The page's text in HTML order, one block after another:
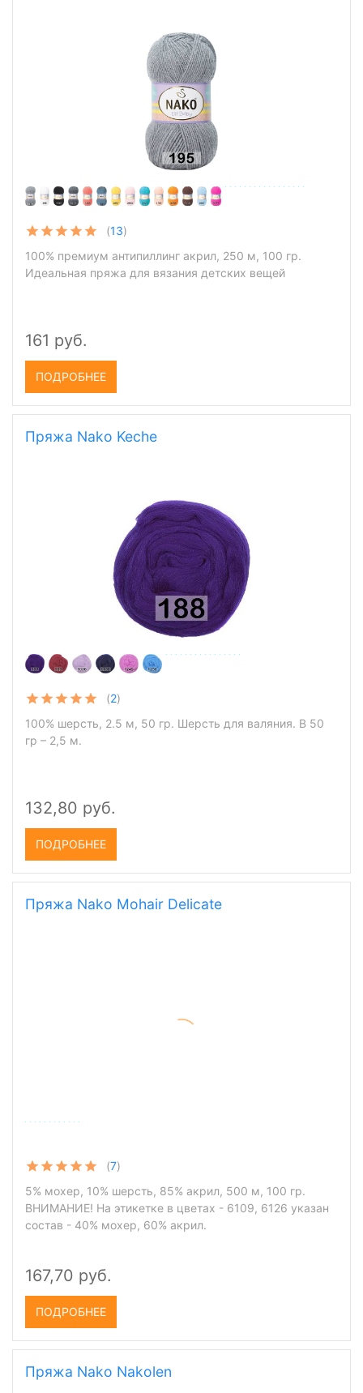
( 13)
100% премиум антипиллинг акрил, 250 м, 100 гр.
161 руб.
(2)
100% шерсть, 2.5 м, 50 гр. Шерсть для валяния. В 50
132,80 руб.
( 7)
5% мохер, 10% шерсть, 85% акрил, 500 м, 100 гр.
ВНИМАНИЕ! На этикетке в цветах - 6109, 6126 указан
167,70 руб.